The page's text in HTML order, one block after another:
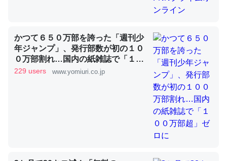
これを元に考えるとカルシウムを大量に使う脊椎動物と貝
類は苦労してるんだな…。腹足類だと殻を無くしてナメク
─ニュース :: 【研究発表】昆虫学の大問題＝「昆虫はなぜ海にいな
かつて６５０万部を誇った「週刊少
年ジャンプ」、発行部数が初の１０
０万部割れ…国内の紙雑誌で「１０
０万部超」ゼロに
229 users www.yomiuri.co.jp